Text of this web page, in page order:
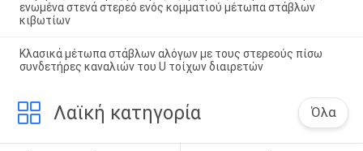
ενωμένα στενά στερεό ενός κομματιού μέτωπα στάβλων
κιβωτίων
Κλασικά μέτωπα στάβλων αλόγων με τους στερεούς πίσω
συνδετήρες καναλιών του U τοίχων διαιρετών
Λαϊκή κατηγορία Όλα